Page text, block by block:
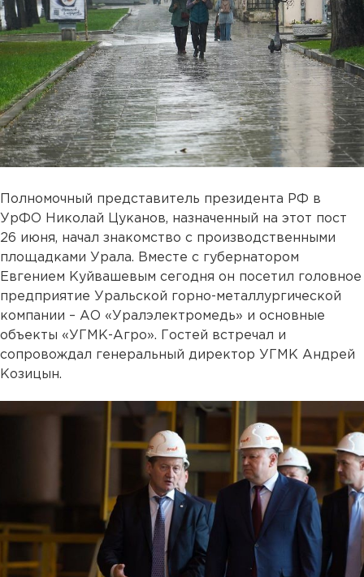
Полномочный представитель президента РФ в
УрФО Николай Цуканов, назначенный на этот пост
26 июня, начал знакомство с производственными
площадками Урала. Вместе с губернатором
Евгением Куйвашевым сегодня он посетил головное
предприятие Уральской горно-металлургической
компании – АО «Уралэлектромедь» и основные
объекты «УГМК-Агро». Гостей встречал и
сопровождал генеральный директор УГМК Андрей
Козицын.